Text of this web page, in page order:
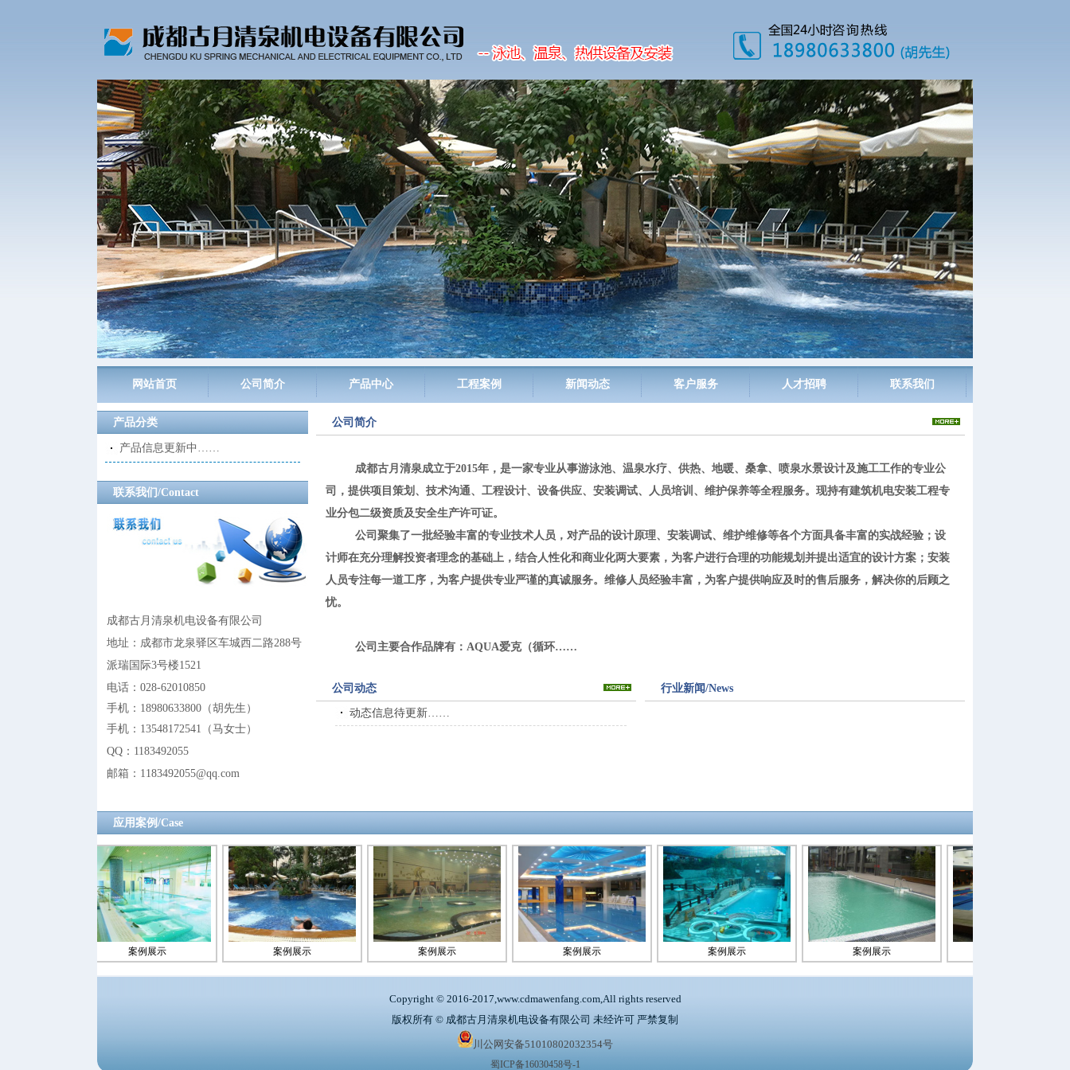
网站首页 公司简介 产品中心 工程案例 新闻动态 客户服务 人才招聘 联系我们
产品分类
产品信息更新中……
联系我们/Contact
成都古月清泉机电设备有限公司
地址：成都市龙泉驿区车城西二路288号
派瑞国际3号楼1521
电话：028-62010850
手机：18980633800 （胡先生 ）
手机：13548172541 （马女士）
QQ： 1183492055
邮箱：1183492055@qq.com
公司简介
成都古月清泉成立于2015年，是一家专业从事游泳池、温泉水疗、供热、地暖、桑拿、喷泉水景设计及施工工作的专业公
司，提供项目策划、技术沟通、工程设计、设备供应、安装调试、人员培训、维护保养等全程服务。现持有建筑机电安装工程专
业分包二级资质及安全生产许可证。
公司聚集了一批经验丰富的专业技术人员，对产品的设计原理、安装调试、维护维修等各个方面具备丰富的实战经验；设
计师在充分理解投资者理念的基础上，结合人性化和商业化两大要素，为客户进行合理的功能规划并提出适宜的设计方案；安装
人员专注每一道工序，为客户提供专业严谨的真诚服务。维修人员经验丰富，为客户提供响应及时的售后服务，解决你的后顾之
忧。
公司主要合作品牌有：AQUA爱克（循环……
公司动态
动态信息待更新……
行业新闻/News
应用案例/Case
案例展示 案例展示 案例展示 案例展示 案例展示 案例展示
Copyright © 2016-2017,www.cdmawenfang.com,All rights reserved
版权所有 © 成都古月清泉机电设备有限公司 未经许可 严禁复制
川公网安备51010802032354号
蜀ICP备16030458号-1